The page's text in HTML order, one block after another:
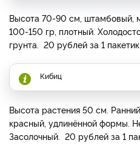
Высота 70-90 см, штамбовый,
100-150 гр, плотный.
грунта. 20 рублей за 1
Кибиц
Высота растения 50 см.
красный, удлинённой формы.
Засолочный. 20 рублей за 1